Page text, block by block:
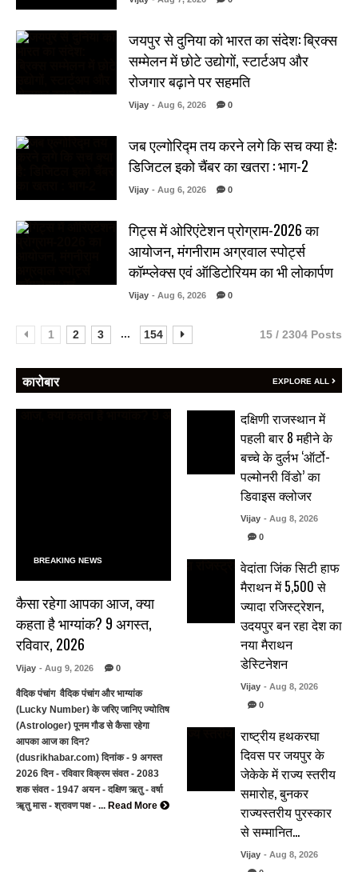
जयपुर से दुनिया को भारत का संदेश: ब्रिक्स
सम्मेलन में छोटे उद्योगों, स्टार्टअप और
रोजगार बढ़ाने पर सहमति
Vijay - Aug 6, 2026 0
जब एल्गोरिद्म तय करने लगे कि सच क्या है:
डिजिटल इको चैंबर का खतरा : भाग-2
Vijay - Aug 6, 2026 0
गिट्स में ओरिएंटेशन प्रोग्राम-2026 का
आयोजन, मंगनीराम अग्रवाल स्पोर्ट्स
कॉम्प्लेक्स एवं ऑडिटोरियम का भी लोकार्पण
Vijay - Aug 6, 2026 0
1 2 3 ... 154 15 / 2304 Posts
कारोबार EXPLORE ALL
BREAKING NEWS
कैसा रहेगा आपका आज, क्या
कहता है भाग्यांक? 9 अगस्त,
रविवार, 2026
Vijay - Aug 9, 2026 0
वैदिक पंचांग वैदिक पंचांग और भाग्यांक
(Lucky Number) के जरिए जानिए ज्योतिष
(Astrologer) पूनम गौड से कैसा रहेगा
आपका आज का दिन?
(dusrikhabar.com) दिनांक - 9 अगस्त
2026 दिन - रविवार विक्रम संवत - 2083
शक संवत - 1947 अयन - दक्षिण ऋतु - वर्षा
ॠतु मास - श्रावण पक्ष - ... Read More
दक्षिणी राजस्थान में
पहली बार 8 महीने के
बच्चे के दुर्लभ ‘ऑर्टो-
पल्मोनरी विंडो’ का
डिवाइस क्लोजर
Vijay - Aug 8, 2026
0
वेदांता जिंक सिटी हाफ
मैराथन में 5,500 से
ज्यादा रजिस्ट्रेशन,
उदयपुर बन रहा देश का
नया मैराथन
डेस्टिनेशन
Vijay - Aug 8, 2026
0
राष्ट्रीय हथकरघा
दिवस पर जयपुर के
जेकेके में राज्य स्तरीय
समारोह, बुनकर
राज्यस्तरीय पुरस्कार
से सम्मानित…
Vijay - Aug 8, 2026